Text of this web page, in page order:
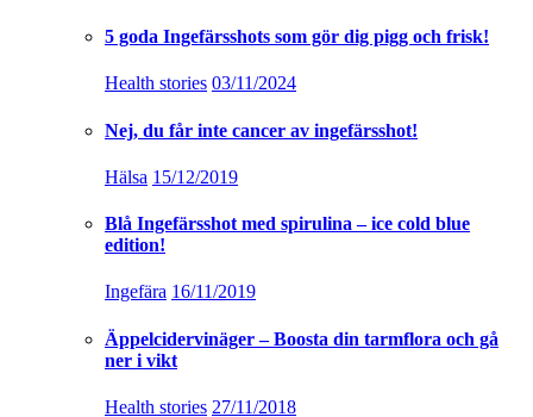
5 goda Ingefärsshots som gör dig pigg och frisk!
Health stories 03/11/2024
Nej, du får inte cancer av ingefärsshot!
Hälsa 15/12/2019
Blå Ingefärsshot med spirulina – ice cold blue
edition!
Ingefära 16/11/2019
Äppelcidervinäger – Boosta din tarmflora och gå
ner i vikt
Health stories 27/11/2018